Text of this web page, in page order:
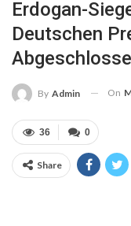
Erdogan-
Deutschen
By Admin On
0
36
Share